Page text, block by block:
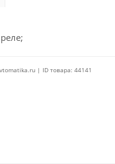
| ID товара: 44141